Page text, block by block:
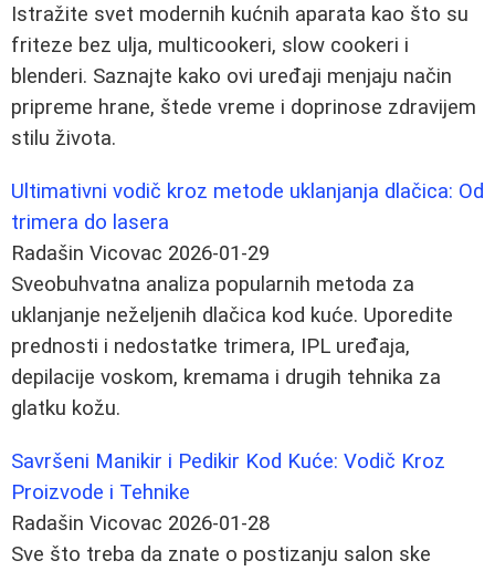
Istražite svet modernih kućnih aparata kao što su
friteze bez ulja, multicookeri, slow cookeri i
blenderi. Saznajte kako ovi uređaji menjaju način
pripreme hrane, štede vreme i doprinose zdravijem
stilu života.
Ultimativni vodič kroz metode uklanjanja dlačica: Od
trimera do lasera
Radašin Vicovac 2026-01-29
Sveobuhvatna analiza popularnih metoda za
uklanjanje neželjenih dlačica kod kuće. Uporedite
prednosti i nedostatke trimera, IPL uređaja,
depilacije voskom, kremama i drugih tehnika za
glatku kožu.
Savršeni Manikir i Pedikir Kod Kuće: Vodič Kroz
Proizvode i Tehnike
Radašin Vicovac 2026-01-28
Sve što treba da znate o postizanju salon ske